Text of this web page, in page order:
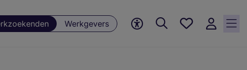
Werkgevers
Favorieten,